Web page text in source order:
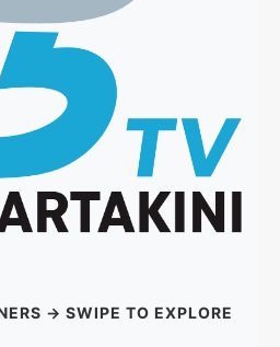
→ SWIPE TO EXPLORE